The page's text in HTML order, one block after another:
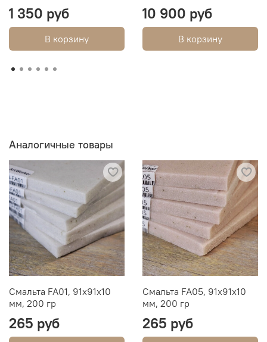
1 350 руб
В корзину
10 900 руб
В корзину
Аналогичные товары
Смальта FA01, 91х91х10
мм, 200 гр
265 руб
Смальта FA05, 91х91х10
мм, 200 гр
265 руб